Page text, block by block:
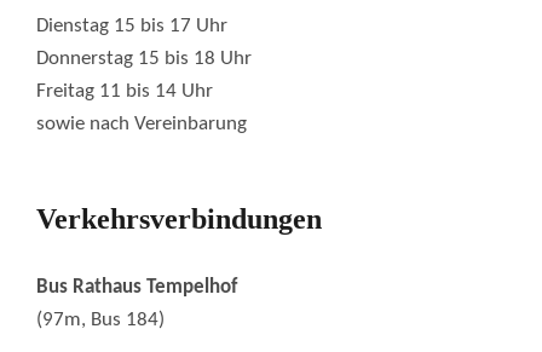
Dienstag 15 bis 17 Uhr
Donnerstag 15 bis 18 Uhr
Freitag 11 bis 14 Uhr
sowie nach Vereinbarung
Verkehrsverbindungen
Bus Rathaus Tempelhof
(97m, Bus 184)